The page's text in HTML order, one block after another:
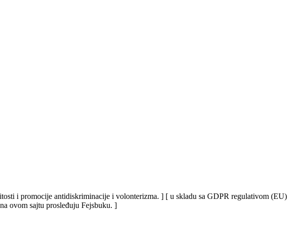
i promocije antidiskriminacije i volonterizma. ] [ u skladu sa GDPR regulativom (EU)
ovom sajtu prosleđuju Fejsbuku. ]